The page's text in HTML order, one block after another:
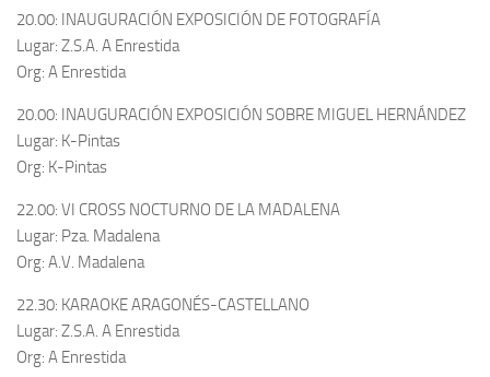
20.00: INAUGURACIÓN EXPOSICIÓN DE FOTOGRAFÍA
Lugar: Z.S.A. A Enrestida
Org: A Enrestida
20.00: INAUGURACIÓN EXPOSICIÓN SOBRE MIGUEL HERNÁNDEZ
Lugar: K-Pintas
Org: K-Pintas
22.00: VI CROSS NOCTURNO DE LA MADALENA
Lugar: Pza. Madalena
Org: A.V. Madalena
22.30: KARAOKE ARAGONÉS-CASTELLANO
Lugar: Z.S.A. A Enrestida
Org: A Enrestida